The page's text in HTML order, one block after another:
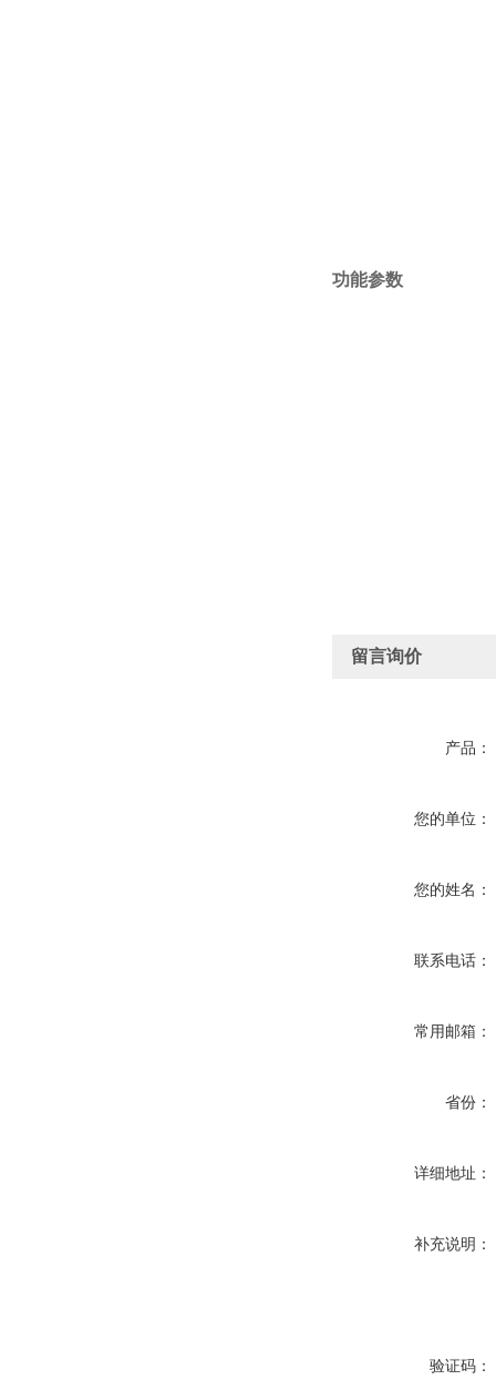
功能参数
留言询价
产品：
您的单位：
您的姓名：
联系电话：
常用邮箱：
省份：
详细地址：
补充说明：
验证码：